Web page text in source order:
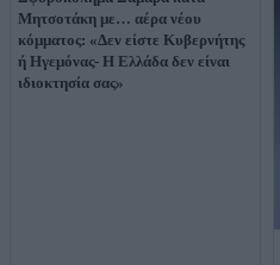
Μητσοτάκη με… αέρα νέου
κόμματος: «Δεν είστε Κυβερνήτης
ή Ηγεμόνας- Η Ελλάδα δεν είναι
ιδιοκτησία σας»